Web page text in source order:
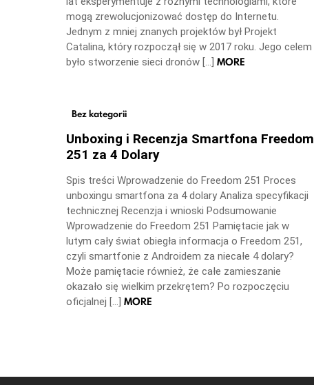
mogą zrewolucjonizować dostęp do Internetu.
Jednym z mniej znanych projektów był Projekt
Catalina, który rozpoczął się w 2017 roku. Jego celem
było stworzenie sieci dronów […] MORE
Bez kategorii
Unboxing i Recenzja Smartfona Freedom
251 za 4 Dolary
Spis treści Wprowadzenie do Freedom 251 Proces
unboxingu smartfona za 4 dolary Analiza specyfikacji
technicznej Recenzja i wnioski Podsumowanie
Wprowadzenie do Freedom 251 Pamiętacie jak w
lutym cały świat obiegła informacja o Freedom 251,
czyli smartfonie z Androidem za niecałe 4 dolary?
Może pamiętacie również, że całe zamieszanie
okazało się wielkim przekrętem? Po rozpoczęciu
oficjalnej […] MORE